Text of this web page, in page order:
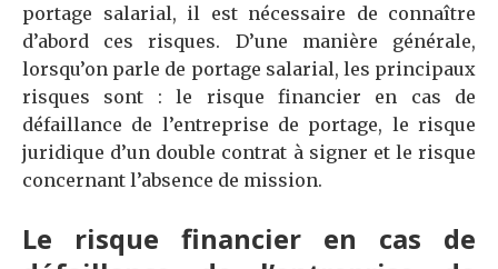
portage salarial, il est nécessaire de connaître
d’abord ces risques. D’une manière générale,
lorsqu’on parle de portage salarial, les principaux
risques sont : le risque financier en cas de
défaillance de l’entreprise de portage, le risque
juridique d’un double contrat à signer et le risque
concernant l’absence de mission.
Le risque financier en cas de